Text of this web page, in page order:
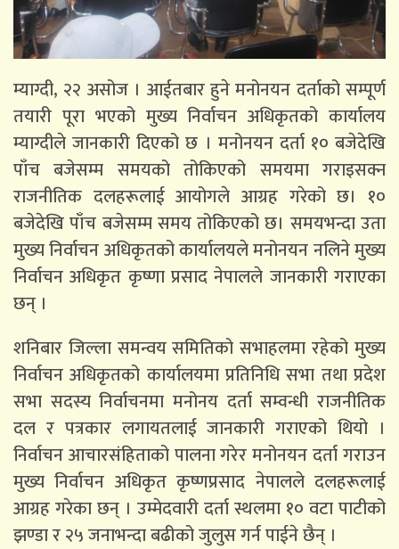
म्याग्दी, २२ असोज । आईतबार हुने मनोनयन दर्ताको सम्पूर्ण
तयारी पूरा भएको मुख्य निर्वाचन अधिकृतको कार्यालय
म्याग्दीले जानकारी दिएको छ । मनोनयन दर्ता १० बजेदेखि
पाँच बजेसम्म समयको तोकिएको समयमा गराइसक्न
राजनीतिक दलहरूलाई आयोगले आग्रह गरेको छ। १०
बजेदेखि पाँच बजेसम्म समय तोकिएको छ। समयभन्दा उता
मुख्य निर्वाचन अधिकृतको कार्यालयले मनोनयन नलिने मुख्य
निर्वाचन अधिकृत कृष्णा प्रसाद नेपालले जानकारी गराएका
छन् ।
शनिबार जिल्ला समन्वय समितिको सभाहलमा रहेको मुख्य
निर्वाचन अधिकृतको कार्यालयमा प्रतिनिधि सभा तथा प्रदेश
सभा सदस्य निर्वाचनमा मनोनय दर्ता सम्वन्धी राजनीतिक
दल र पत्रकार लगायतलाई जानकारी गराएको थियो ।
निर्वाचन आचारसंहिताको पालना गरेर मनोनयन दर्ता गराउन
मुख्य निर्वाचन अधिकृत कृष्णप्रसाद नेपालले दलहरूलाई
आग्रह गरेका छन् । उम्मेदवारी दर्ता स्थलमा १० वटा पाटीको
झण्डा र २५ जनाभन्दा बढीको जुलुस गर्न पाईने छैन् ।